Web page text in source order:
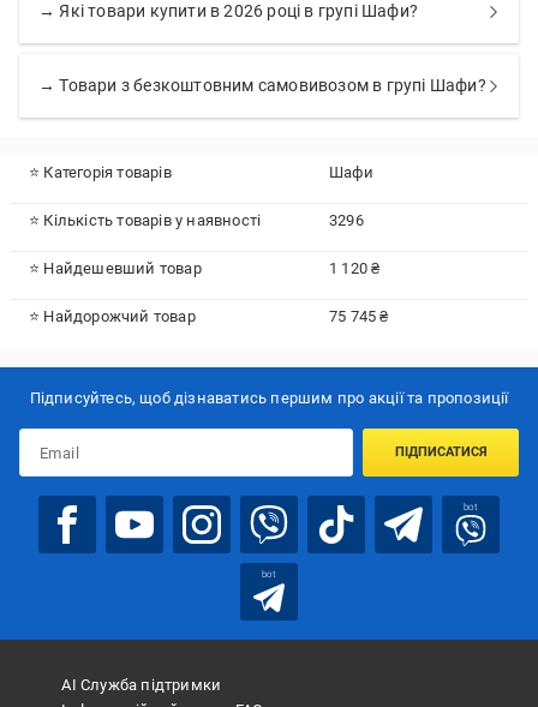
→ Які товари купити в 2026 році в групі Шафи?
→ Товари з безкоштовним самовивозом в групі Шафи?
⭐ Категорія товарів Шафи
⭐ Кількість товарів у наявності 3296
⭐ Найдешевший товар 1 120 ₴
⭐ Найдорожчий товар 75 745 ₴
Підписуйтесь, щоб дізнаватись першим про акції та пропозиції
ПІДПИСАТИСЯ
bot
bot
АІ Служба підтримки